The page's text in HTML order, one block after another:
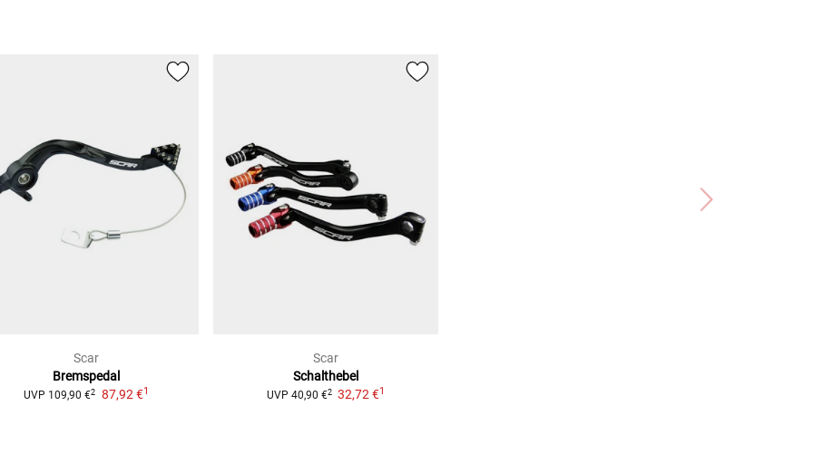
Scar
Bremspedal
UVP 109,90 €2 87,92 €1
Scar
Schalthebel
UVP 40,90 €2 32,72 €1